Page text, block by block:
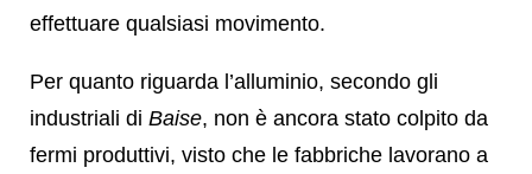
effettuare qualsiasi movimento.
Per quanto riguarda l’alluminio, secondo gli
industriali di Baise, non è ancora stato colpito da
fermi produttivi, visto che le fabbriche lavorano a